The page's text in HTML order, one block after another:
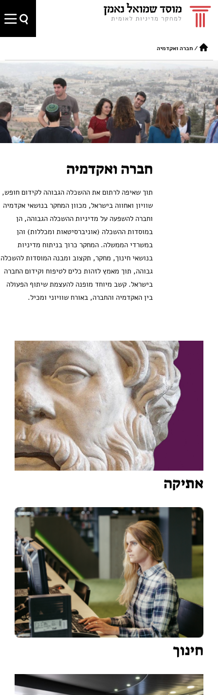
/חברה ואקדמיה
חברה ואקדמיה
תוך שאיפה לרתום את ההשכלה הגבוהה לקידום חופש,
שוויון ואחווה בישראל, מכוון המחקר בנושאי אקדמיה
וחברה להשפעה על מדיניות ההשכלה הגבוהה, הן
במוסדות ההשכלה (אוניברסיטאות ומכללות) והן
במשרדי הממשלה. המחקר כרוך בניתוח מדיניות
בנושאי חינוך, מחקר, תקצוב ומבנה המוסדות להשכלה
גבוהה, תוך מאמץ לזהות כלים לטיפוח וקידום החברה
בישראל. קשב מיוחד מופנה להעצמת שיתוף הפעולה
בין האקדמיה והחברה, באורח שוויוני ומכיל.
אתיקה
חינוך